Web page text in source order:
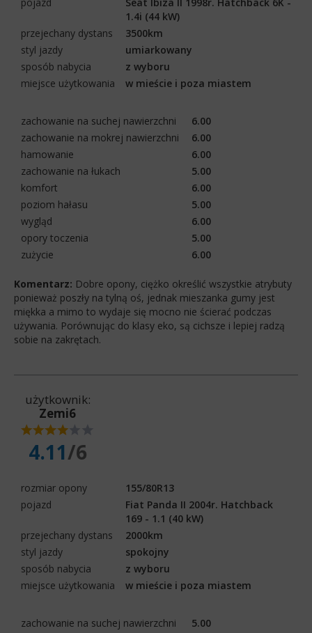
1.4i (44 kW)
przejechany dystans
3500km
styl jazdy
umiarkowany
sposób nabycia
z wyboru
miejsce użytkowania
w mieście i poza miastem
zachowanie na suchej nawierzchni
6.00
zachowanie na mokrej nawierzchni
6.00
hamowanie
6.00
zachowanie na łukach
5.00
komfort
6.00
poziom hałasu
5.00
wygląd
6.00
opory toczenia
5.00
zużycie
6.00
Komentarz: Dobre opony, ciężko określić wszystkie atrybuty
ponieważ poszły na tylną oś, jednak mieszanka gumy jest
miękka a mimo to wydaje się mocno nie ścierać podczas
używania. Porównując do klasy eko, są cichsze i lepiej radzą
sobie na zakrętach.
użytkownik:
Zemi6
4.11/6
rozmiar opony
155/80R13
pojazd
Fiat Panda II 2004r. Hatchback
169 - 1.1 (40 kW)
przejechany dystans
2000km
styl jazdy
spokojny
sposób nabycia
z wyboru
miejsce użytkowania
w mieście i poza miastem
zachowanie na suchej nawierzchni
5.00